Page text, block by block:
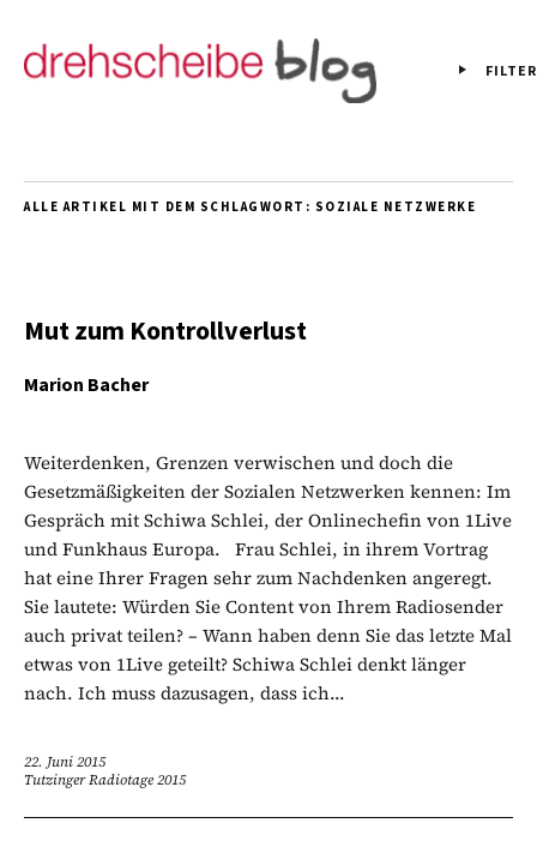
FILTER
ALLE ARTIKEL MIT DEM SCHLAGWORT: SOZIALE NETZWERKE
Mut zum Kontrollverlust
Marion Bacher
Weiterdenken, Grenzen verwischen und doch die
Gesetzmäßigkeiten der Sozialen Netzwerken kennen: Im
Gespräch mit Schiwa Schlei, der Onlinechefin von 1Live
und Funkhaus Europa. Frau Schlei, in ihrem Vortrag
hat eine Ihrer Fragen sehr zum Nachdenken angeregt.
Sie lautete: Würden Sie Content von Ihrem Radiosender
auch privat teilen? – Wann haben denn Sie das letzte Mal
etwas von 1Live geteilt? Schiwa Schlei denkt länger
nach. Ich muss dazusagen, dass ich...
22. Juni 2015
Tutzinger Radiotage 2015